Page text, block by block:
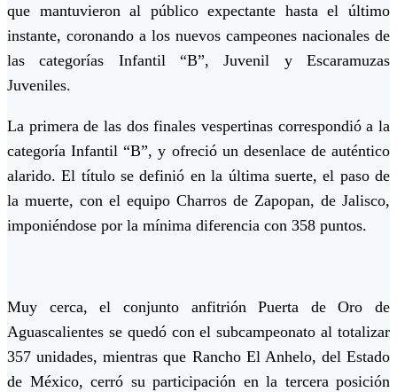
que mantuvieron al público expectante hasta el último
instante, coronando a los nuevos campeones nacionales de
las categorías Infantil “B”, Juvenil y Escaramuzas
Juveniles.
La primera de las dos finales vespertinas correspondió a la
categoría Infantil “B”, y ofreció un desenlace de auténtico
alarido. El título se definió en la última suerte, el paso de
la muerte, con el equipo Charros de Zapopan, de Jalisco,
imponiéndose por la mínima diferencia con 358 puntos.
Muy cerca, el conjunto anfitriónPuerta de Oro de
Aguascalientes se quedó con el subcampeonato al totalizar
357 unidades, mientras que Rancho El Anhelo, del Estado
de México, cerró su participación en la tercera posición